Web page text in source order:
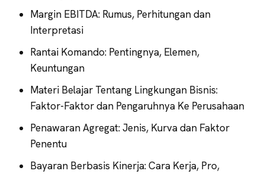
Margin EBITDA: Rumus, Perhitungan dan
Interpretasi
Rantai Komando: Pentingnya, Elemen,
Keuntungan
Materi Belajar Tentang Lingkungan Bisnis:
Faktor-Faktor dan Pengaruhnya Ke Perusahaan
Penawaran Agregat: Jenis, Kurva dan Faktor
Penentu
Bayaran Berbasis Kinerja: Cara Kerja, Pro,